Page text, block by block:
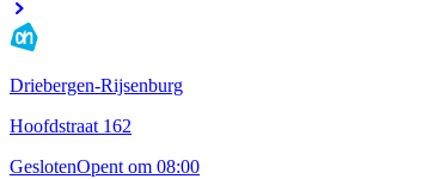
Driebergen-Rijsenburg
Hoofdstraat 162
GeslotenOpent om 08:00